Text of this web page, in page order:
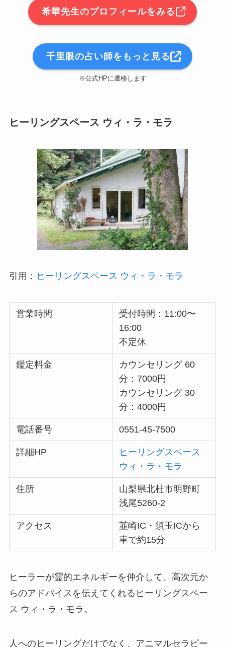
希華先生のプロフィールをみる
千里眼の占い師をもっと見る
※公式HPに遷移します
ヒーリングスペース ウィ・ラ・モラ
引用： ヒーリングスペース ウィ・ラ・モラ
営業時間
受付時間：11:00〜
16:00
不定休
鑑定料金
カウンセリング 60
分：7000円
カウンセリング 30
分：4000円
電話番号 0551-45-7500
詳細HP
ヒーリングスペース
ウィ・ラ・モラ
住所
山梨県北杜市明野町
浅尾5260-2
アクセス
韮崎IC・須玉ICから
車で約15分
ヒーラーが霊的エネルギーを仲介して、高次元か
らのアドバイスを伝えてくれるヒーリングスペー
ス ウィ・ラ・モラ。
人へのヒーリングだけでなく、アニマルセラピー